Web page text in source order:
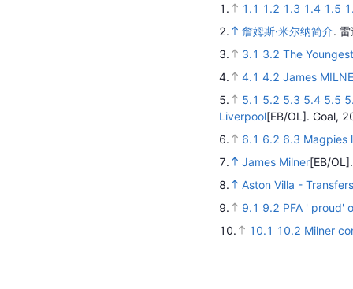
1. 1.1 1.2 1.3 1.4 1.5
2.
詹姆斯·米尔纳简介.
3.
3.1 3.2 The
4.
4.1 4.2 James
5.
5.1 5.2 5.3 5.4 5.5
Liverpool[EB/OL]. Goal,
6.
6.1 6.2 6.3 Magpies
7.
James Milner[EB/
8.
Aston Villa -
9.
9.1 9.2 PFA ' proud'
10.
10.1 10.2 Milner